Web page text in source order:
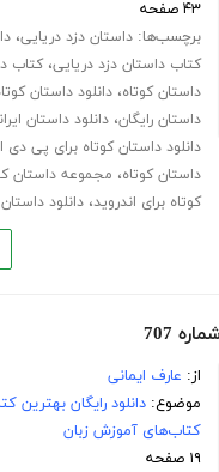
۴۳ صفحه
برچسب‌ها:داستان دزد دریایی،
کتاب داستان دزد دریایی،کتاب
داستان کوتاه،دانلود داستان
داستان رایگان،دانلود داستان
دانلود داستان کوتاه برای پی دی
داستان کوتاه، مجموعه داستان
کوتاه برای اندروید،دانلود
707
از: عارف ایمانی
موضوع:دانلود رایگان بهترین
کتاب‌های آموزش زبان
۱۹ صفحه